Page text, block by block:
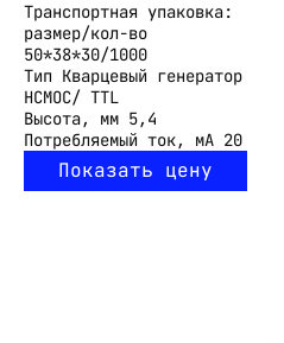
Транспортная упаковка:
размер/кол-во
50*38*30/1000
Тип Кварцевый генератор
HCMOC/ TTL
Высота, мм 5,4
Потребляемый ток, мА 20
Показать цену